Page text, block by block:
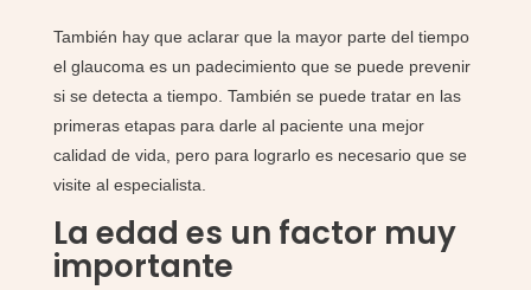
También hay que aclarar que la mayor parte del tiempo
el glaucoma es un padecimiento que se puede prevenir
si se detecta a tiempo. También se puede tratar en las
primeras etapas para darle al paciente una mejor
calidad de vida, pero para lograrlo es necesario que se
visite al especialista.
La edad es un factor muy
importante